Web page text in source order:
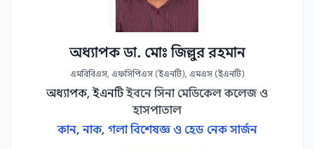
অধ্যাপক ডা. মোঃ জিল্লুর রহমান
এমবিবিএস, এফসিপিএস (ইএনটি), এমএস (ইএনটি)
অধ্যাপক, ইএনটি ইবনে সিনা মেডিকেল কলেজ ও
হাসপাতাল
কান, নাক, গলা বিশেষজ্ঞ ও হেড নেক সার্জন